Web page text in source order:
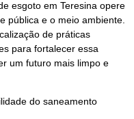
esgoto em Teresina opere
pública e o meio ambiente.
de práticas
para fortalecer essa
um futuro mais limpo e
do saneamento